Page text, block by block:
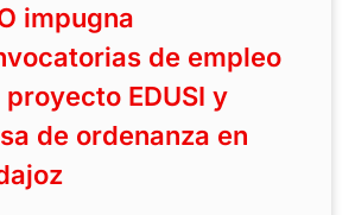
impugna
de empleo
proyecto EDUSI y
de ordenanza en